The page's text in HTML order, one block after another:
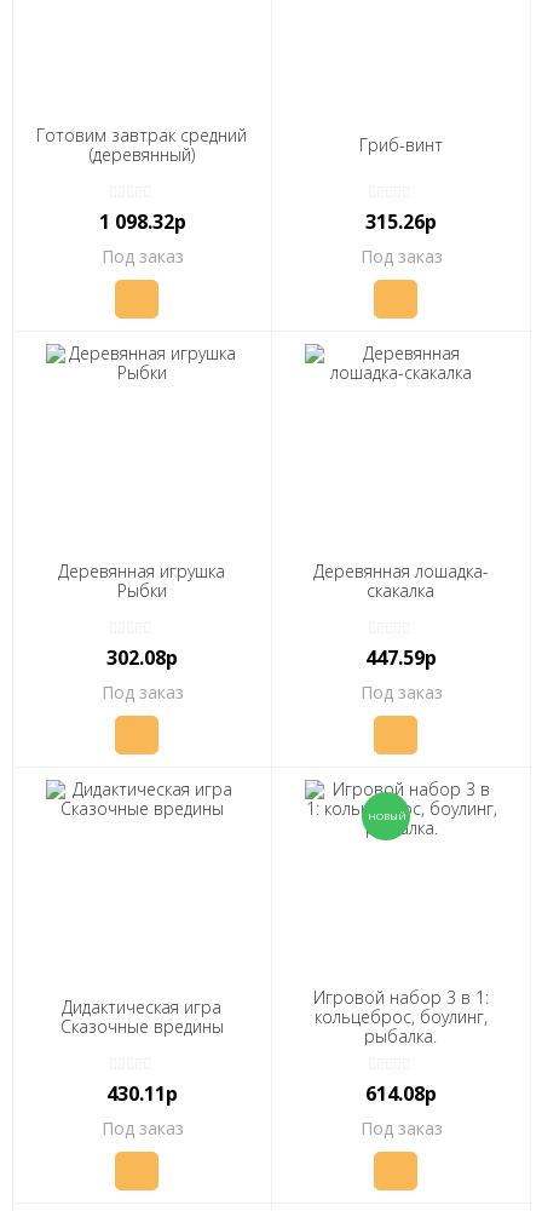
Готовим завтрак средний
(деревянный)
1 098.32р
Под заказ
Гриб-винт
315.26р
Под заказ
Деревянная игрушка
Рыбки
302.08р
Под заказ
Деревянная лошадка-
скакалка
447.59р
Под заказ
Дидактическая игра
Сказочные вредины
430.11р
Под заказ
Игровой набор 3 в 1:
кольцеброс, боулинг,
рыбалка.
614.08р
Под заказ